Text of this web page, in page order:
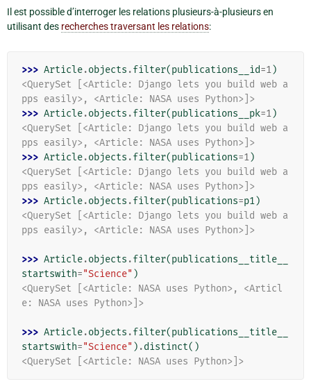
Il est possible d’interroger les relations plusieurs-à-plusieurs en
utilisant des recherches traversant les relations:
>>> Article.objects .filter(publications__id=1)
<QuerySet [<Article: Django lets you build web a
pps easily>, <Article: NASA uses Python>]>
>>> Article.objects .filter(publications__pk=1)
<QuerySet [<Article: Django lets you build web a
pps easily>, <Article: NASA uses Python>]>
>>> Article.objects .filter(publications=1)
<QuerySet [<Article: Django lets you build web a
pps easily>, <Article: NASA uses Python>]>
>>> Article.objects .filter(publications=p1)
<QuerySet [<Article: Django lets you build web a
pps easily>, <Article: NASA uses Python>]>
>>> Article.objects .filter(publications__title__
startswith="Science" )
<QuerySet [<Article: NASA uses Python>, <Articl
e: NASA uses Python>]>
>>> Article.objects .filter(publications__title__
startswith="Science" ) .distinct()
<QuerySet [<Article: NASA uses Python>]>